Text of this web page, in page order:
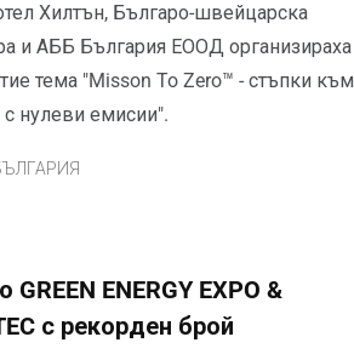
Хилтън, Българо-швейцарска
и АББ България ЕООД организираха
тема "Misson To Zero™ - стъпки към
нулеви емисии".
ENERGY EXPO &
с рекорден брой